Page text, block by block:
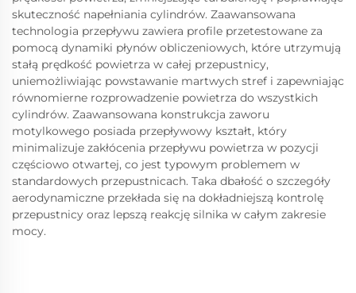
skuteczność napełniania cylindrów. Zaawansowana
technologia przepływu zawiera profile przetestowane za
pomocą dynamiki płynów obliczeniowych, które utrzymują
stałą prędkość powietrza w całej przepustnicy,
uniemożliwiając powstawanie martwych stref i zapewniając
równomierne rozprowadzenie powietrza do wszystkich
cylindrów. Zaawansowana konstrukcja zaworu
motylkowego posiada przepływowy kształt, który
minimalizuje zakłócenia przepływu powietrza w pozycji
częściowo otwartej, co jest typowym problemem w
standardowych przepustnicach. Taka dbałość o szczegóły
aerodynamiczne przekłada się na dokładniejszą kontrolę
przepustnicy oraz lepszą reakcję silnika w całym zakresie
mocy.